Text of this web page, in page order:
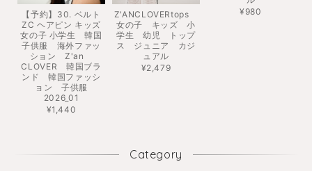
【予約】30. ベルト
ZC ヘアピン キッズ
女の子 小学生 韓国
子供服 海外ファッ
ション Z'an
CLOVER 韓国ブラ
ンド 韓国ファッシ
ョン 子供服
2026_01
¥1,440
Z'ANCLOVERtops
女の子 キッズ 小
学生 幼児 トップ
ス ジュニア カジ
ュアル
¥2,479
¥980
Category